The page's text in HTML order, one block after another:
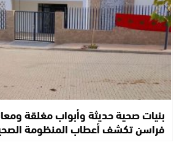
بنيات صحية حديثة وأبواب مغلقة
فراسن تكشف أعطاب المنظومة